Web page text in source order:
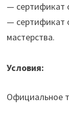
— сертификат
— сертификат
мастерства.
Условия:
Официальное